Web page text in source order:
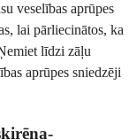
veselības aprūpes
lai pārliecinātos, ka
līdzi zāļu
aprūpes sniedzēji